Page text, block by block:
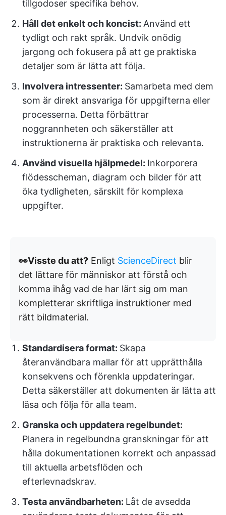
tillgodoser specifika behov.
Håll det enkelt och koncist: Använd ett
tydligt och rakt språk. Undvik onödig
jargong och fokusera på att ge praktiska
detaljer som är lätta att följa.
Involvera intressenter: Samarbeta med dem
som är direkt ansvariga för uppgifterna eller
processerna. Detta förbättrar
noggrannheten och säkerställer att
instruktionerna är praktiska och relevanta.
Använd visuella hjälpmedel: Inkorporera
flödesscheman, diagram och bilder för att
öka tydligheten, särskilt för komplexa
uppgifter.
👀Visste du att? Enligt ScienceDirect blir
det lättare för människor att förstå och
komma ihåg vad de har lärt sig om man
kompletterar skriftliga instruktioner med
rätt bildmaterial.
Standardisera format: Skapa
återanvändbara mallar för att upprätthålla
konsekvens och förenkla uppdateringar.
Detta säkerställer att dokumenten är lätta att
läsa och följa för alla team.
Granska och uppdatera regelbundet:
Planera in regelbundna granskningar för att
hålla dokumentationen korrekt och anpassad
till aktuella arbetsflöden och
efterlevnadskrav.
Testa användbarheten: Låt de avsedda